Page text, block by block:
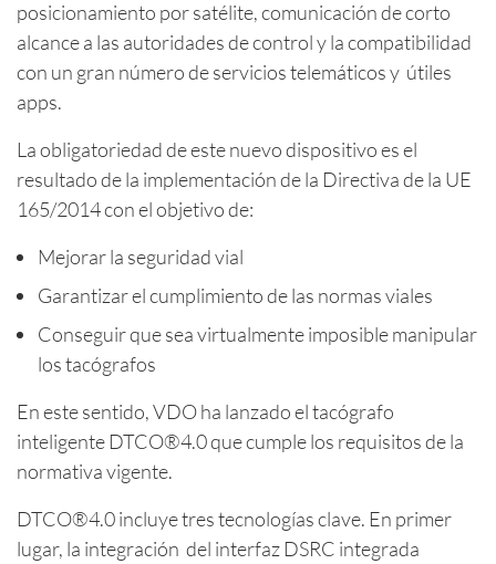
posicionamiento por satélite, comunicación de corto
alcance a las autoridades de control y la compatibilidad
con un gran número de servicios telemáticos y útiles
apps.
La obligatoriedad de este nuevo dispositivo es el
resultado de la implementación de la Directiva de la UE
165/2014 con el objetivo de:
Mejorar la seguridad vial
Garantizar el cumplimiento de las normas viales
Conseguir que sea virtualmente imposible manipular
los tacógrafos
En este sentido, VDO ha lanzado el tacógrafo
inteligente DTCO®4.0 que cumple los requisitos de la
normativa vigente.
DTCO®4.0 incluye tres tecnologías clave. En primer
lugar, la integración del interfaz DSRC integrada